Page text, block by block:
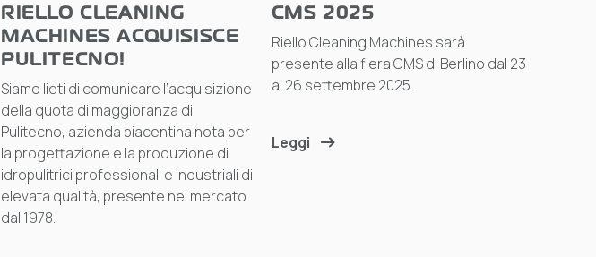
RIELLO CLEANING
MACHINES ACQUISISCE
PULITECNO!
Siamo lieti di comunicare l’acquisizione
della quota di maggioranza di
Pulitecno, azienda piacentina nota per
la progettazione e la produzione di
idropulitrici professionali e industriali di
elevata qualità, presente nel mercato
dal 1978.
CMS 2025
Riello Cleaning Machines sarà
presente alla fiera CMS di Berlino dal 23
al 26 settembre 2025.
Leggi